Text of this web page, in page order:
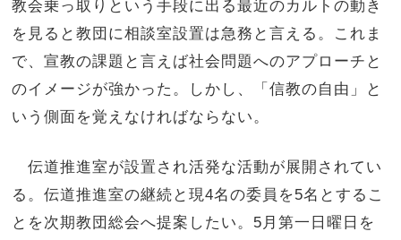
教会乗っ取りという手段に出る最近のカルトの動き
を見ると教団に相談室設置は急務と言える。これま
で、宣教の課題と言えば社会問題へのアプローチと
のイメージが強かった。しかし、「信教の自由」と
いう側面を覚えなければならない。
伝道推進室が設置され活発な活動が展開されてい
る。伝道推進室の継続と現4名の委員を5名とするこ
とを次期教団総会へ提案したい。5月第一日曜日を